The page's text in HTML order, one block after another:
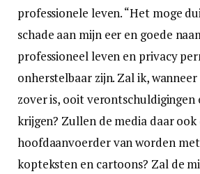
professionele leven. “Het moge
schade aan mijn eer en goede
professioneel leven en privacy
onherstelbaar zijn. Zal ik,
zover is, ooit verontschuldigingen
krijgen? Zullen de media daar ook
hoofdaanvoerder van worden
kopteksten en cartoons? Zal de